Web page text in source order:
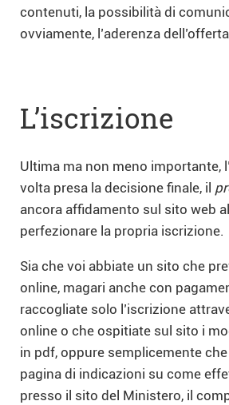
contenuti, la possibilità di
ovviamente, l’aderenza
L’iscrizione
Ultima ma non meno importante,
volta presa la decisione finale, il
ancora affidamento sul sito web
perfezionare la propria iscrizione.
Sia che voi abbiate un sito che
online, magari anche con
raccogliate solo l’iscrizione
online o che ospitiate sul sito i
in pdf, oppure semplicemente
pagina di indicazioni su come
presso il sito del Ministero, il